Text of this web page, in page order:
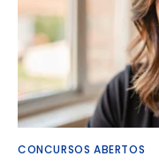
CONCURSOS ABERTOS